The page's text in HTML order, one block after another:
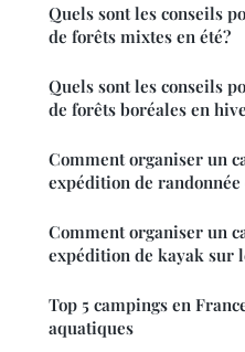
Quels sont les conseils
de forêts mixtes en été?
Quels sont les conseils
de forêts boréales en
Comment organiser un
expédition de
Comment organiser un
expédition de kayak sur
Top 5 campings en
aquatiques